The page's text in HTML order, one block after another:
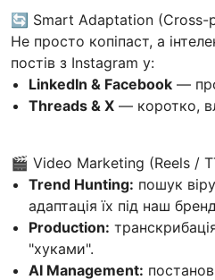
🔄 Smart Adaptation (Cross-
Не просто копіпаст, а
постів з Instagram у:
LinkedIn & Facebook —
Threads & X — коротко,
🎬 Video Marketing (Reels /
Trend Hunting: пошук
адаптація їх під наш
Production:
"хуками".
AI Management: